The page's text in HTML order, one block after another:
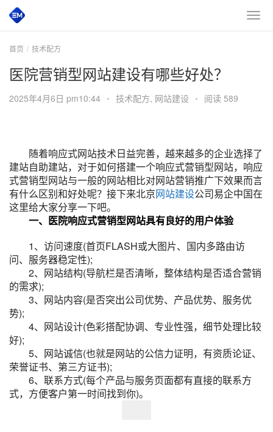
首页 技术配方
医院营销型网站建设有哪些好处？
2025年4月6日 pm10:44 • 技术配方, 网站建设 • 阅读 589
随着响应式网站技术日益完善，越来越多的企业选择了
建站自助建站，对于如何搭建一个响应式营销型网站，响应
式营销型网站与一般的网站相比对网站营销推广下效果而言
有什么区别和好处呢？接下来北京网站建设公司易企中国在
这里给大家分享一下吧。
一、医院响应式营销型网站具有良好的用户体验
1、访问速度(首页FLASH或大图片、国内多路由访
问、服务器稳定性);
2、网站结构(导航栏是否清晰，整体结构是否适合营销
的需求);
3、网站内容(是否突出公司优势、产品优势、服务优
势);
4、网站设计(色彩搭配协调、专业性强，细节处理比较
好);
5、网站诚信(也就是网站的公信力证明，有资质论证、
荣誉证书、第三方证书);
6、联系方式(每个产品与服务页面都有直接的联系方
式，方便客户第一时间找到你)。